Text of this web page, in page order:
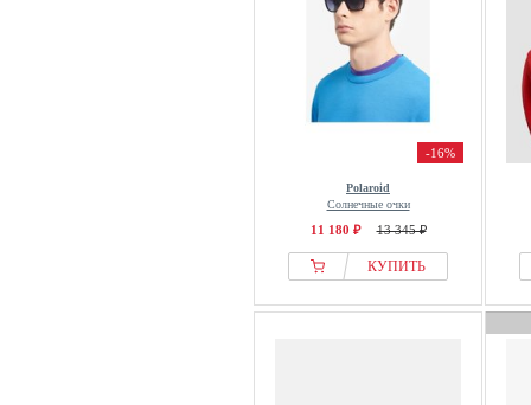
-16%
Polaroid
Солнечные очки
11 180 ₽ 13 345 ₽
КУПИТЬ